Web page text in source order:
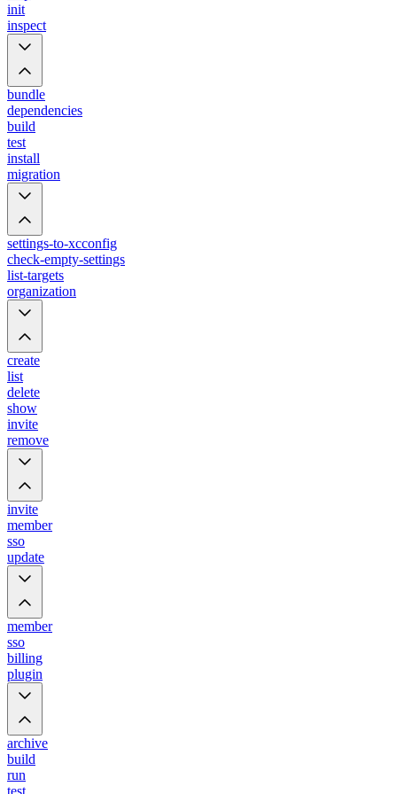
init
inspect
bundle
dependencies
build
test
install
migration
settings-to-xcconfig
check-empty-settings
list-targets
organization
create
list
delete
show
invite
remove
invite
member
sso
update
member
sso
billing
plugin
archive
build
run
test